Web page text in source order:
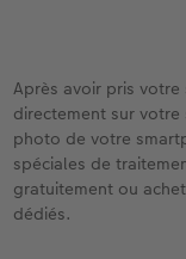
Après avoir pris
directement sur votre
photo de votre
spéciales de
gratuitement ou
dédiés.